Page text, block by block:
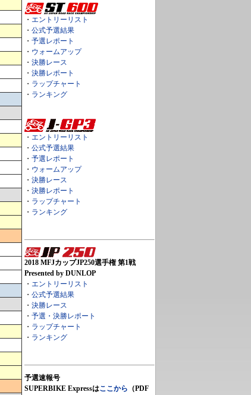
・ エントリーリスト
・ 公式予選結果
・ 予選レポート
・ ウォームアップ
・ 決勝レース
・ 決勝レポート
・ ラップチャート
・ ランキング
・ エントリーリスト
・ 公式予選結果
・ 予選レポート
・ ウォームアップ
・ 決勝レース
・ 決勝レポート
・ ラップチャート
・ ランキング
2018 MFJカップJP250選手権 第1戦
Presented by DUNLOP
・ エントリーリスト
・ 公式予選結果
・ 決勝レース
・ 予選・決勝レポート
・ ラップチャート
・ ランキング
予選速報号
SUPERBIKE Expressはここから （PDF